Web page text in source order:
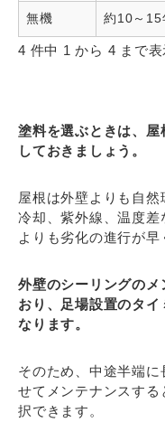
無機 約10～15
4 件中 1 から 4 まで表
塗料を選ぶときは、
しておきましょう。
屋根は外壁よりも自
冷却、紫外線、温度
よりも劣化の進行が早
外壁のシーリングの
おり、足場設置のタ
なります。
そのため、中途半端
せてメンテナンスす
択できます。